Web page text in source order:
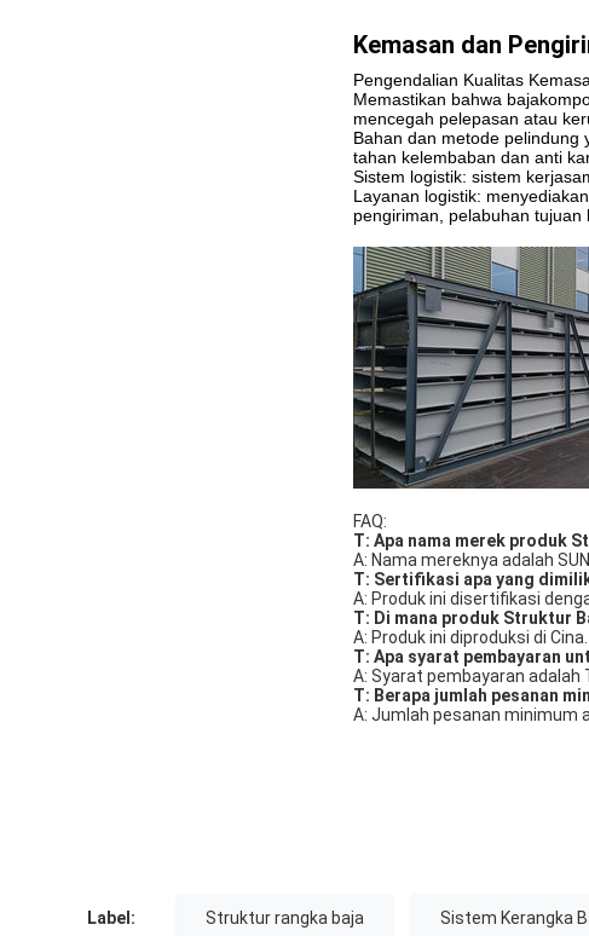
Kemasan dan
Pengendalian Kualitas
Memastikan bahwa baja
mencegah pelepasan atau
Bahan dan metode pelindung
tahan kelembaban dan anti
Sistem logistik: sistem
Layanan logistik:
pengiriman, pelabuhan
FAQ:
T: Apa nama merek produk
A: Nama mereknya adalah
T: Sertifikasi apa yang
A: Produk ini disertifikasi
T: Di mana produk Struktur
A: Produk ini diproduksi di Cina.
T: Apa syarat pembayaran
A: Syarat pembayaran
T: Berapa jumlah pesanan
A: Jumlah pesanan minimum
Label: Struktur rangka baja Sistem Kerangka